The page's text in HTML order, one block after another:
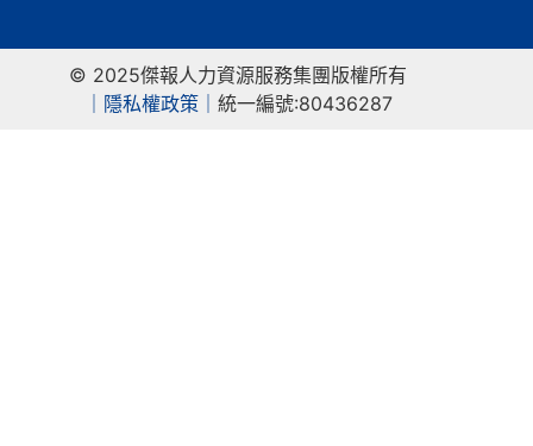
© 2025傑報人力資源服務集團版權所有
隱私權政策｜ 統一編號:80436287